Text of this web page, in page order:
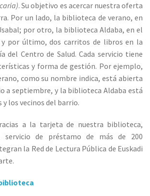
. Su objetivo es acercar nuestra oferta
Por un lado, la biblioteca de verano, en
por otro, la biblioteca Aldaba, en el
y por último, dos carritos de libros en la
del Centro de Salud. Cada servicio tiene
y forma de gestión. Por ejemplo,
como su nombre indica, está abierta
a septiembre, y la biblioteca Aldaba está
los vecinos del barrio.
a la tarjeta de nuestra biblioteca,
servicio de préstamo de más de 200
la Red de Lectura Pública de Euskadi